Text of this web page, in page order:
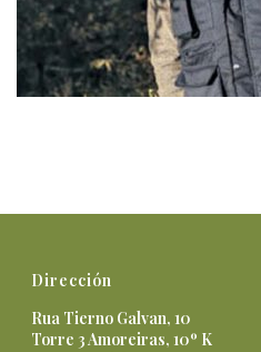
Dirección
Rua Tierno Galvan, 10
Torre 3 Amoreiras, 10º K